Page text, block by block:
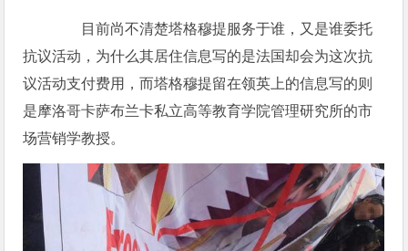
目前尚不清楚塔格穆提服务于谁，又是谁委托
抗议活动，为什么其居住信息写的是法国却会为这次抗
议活动支付费用，而塔格穆提留在领英上的信息写的则
是摩洛哥卡萨布兰卡私立高等教育学院管理研究所的市
场营销学教授。